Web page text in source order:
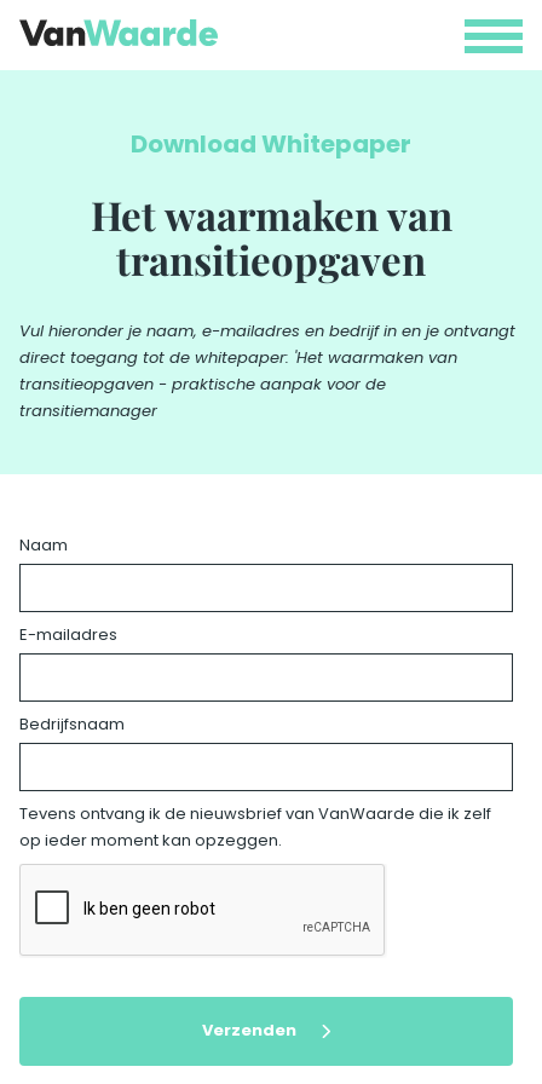
Menu
Download Whitepaper
Het waarmaken van
transitieopgaven
Vul hieronder je naam, e-mailadres en bedrijf in en je ontvangt
direct toegang tot de whitepaper: 'Het waarmaken van
transitieopgaven - praktische aanpak voor de
transitiemanager
Naam
E-mailadres
Bedrijfsnaam
Tevens ontvang ik de nieuwsbrief van VanWaarde die ik zelf
op ieder moment kan opzeggen.
Verzenden